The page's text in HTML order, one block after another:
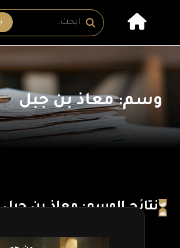
وسم: معاذ بن جبل
نتائج الوسم: معاذ بن جبل